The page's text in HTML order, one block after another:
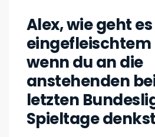
Alex, wie geht
eingefleischtem
wenn du an die
anstehenden
letzten
Spieltage